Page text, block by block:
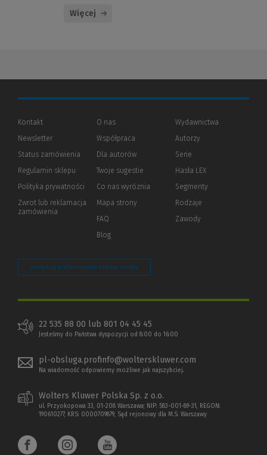
Więcej
Kontakt
Newsletter
Status zamówienia
Regulamin sklepu
Polityka prywatności (Nowe
(Link
innej
Zwrot lub reklamacja
zamówienia
O nas
Współpraca
Dla autorów(Nowe
(Link
innej
strony)
Twoje sugestie
Co nas wyróżnia
Mapa strony
FAQ
Blog
Wydawnictwa
Autorzy
Serie
Hasła LEX
Segmenty
Rodzaje
Zawody
Zarządzaj preferencjami plików cookie
22 535 88 00 lub 801 04 45 45
Jesteśmy do Państwa dyspozycji od 8:00 do 16:00
pl-obsluga.profinfo@wolterskluwer.com
Na wiadomość odpowiemy możliwe jak najszybciej.
Wolters Kluwer Polska Sp. z o.o.
ul. Przyokopowa 33, 01-208 Warszawa; NIP: 583-001-89-31, REGON:
190610277, KRS: 0000709879, Sąd rejonowy dla M.S. Warszawy